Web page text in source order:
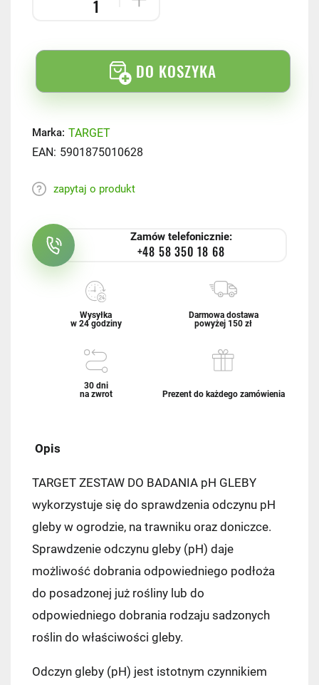
DO KOSZYKA
Marka: TARGET
EAN: 5901875010628
zapytaj o produkt
Zamów telefonicznie:
+48 58 350 18 68
Wysyłka
w 24 godziny
Darmowa dostawa
powyżej 150 zł
30 dni
na zwrot
Prezent do każdego zamówienia
Opis
TARGET ZESTAW DO BADANIA pH GLEBY
wykorzystuje się do sprawdzenia odczynu pH
gleby w ogrodzie, na trawniku oraz doniczce.
Sprawdzenie odczynu gleby (pH) daje
możliwość dobrania odpowiedniego podłoża
do posadzonej już rośliny lub do
odpowiedniego dobrania rodzaju sadzonych
roślin do właściwości gleby.
Odczyn gleby (pH) jest istotnym czynnikiem